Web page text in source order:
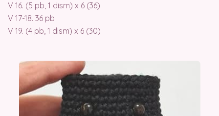
V 16. (5 pb, 1 dism) x 6 (36)
V 17-18. 36 pb
V 19. (4 pb, 1 dism) x 6 (30)